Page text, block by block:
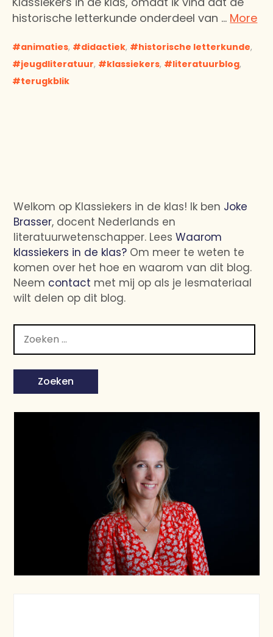
historische letterkunde onderdeel van … More
animaties, didactiek, historische letterkunde,
jeugdliteratuur, klassiekers, literatuurblog,
terugkblik
Welkom op Klassiekers in de klas! Ik ben Joke
Brasser, docent Nederlands en
literatuurwetenschapper. LeesWaarom
klassiekers in de klas? Om meer te weten te
komen over het hoe en waarom van dit blog.
Neem contact met mij op als je lesmateriaal
wilt delen op dit blog.
naar: